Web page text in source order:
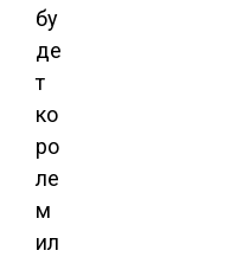
бу
де
т
ко
ро
ле
м
ил